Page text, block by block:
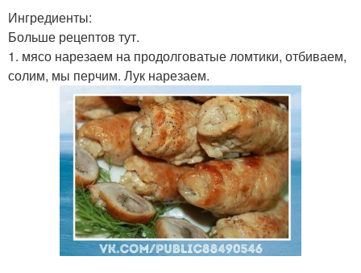
Ингредиенты:
Больше рецептов тут.
1. мясо нарезаем на продолговатые ломтики, отбиваем,
солим, мы перчим. Лук нарезаем.